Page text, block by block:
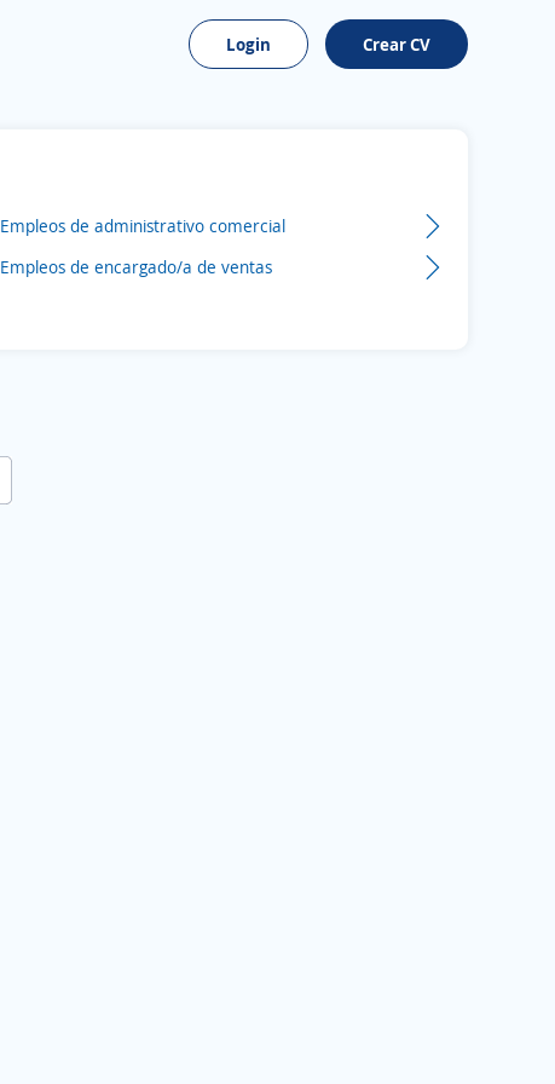
Login Crear CV
Empleos de administrativo comercial
Empleos de encargado/a de ventas